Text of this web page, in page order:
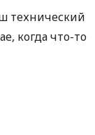
технический
когда что-то